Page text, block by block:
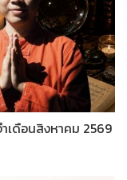
เดือนสิงหาคม 2569